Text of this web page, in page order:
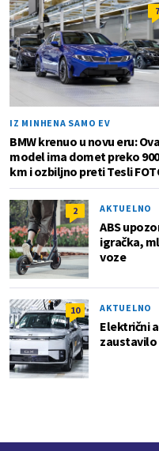
7
IZ MINHENA SAMO EV
BMW krenuo u novu eru:
model ima domet preko 900
km i ozbiljno preti Tesli
2 AKTUELNO
ABS
igračka,
voze
10 AKTUELNO
Električni
zaustavilo